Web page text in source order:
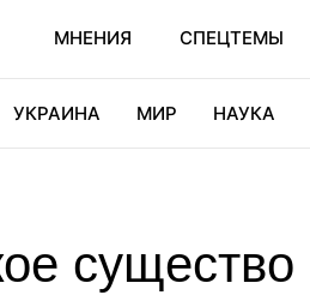
МНЕНИЯ СПЕЦТЕМЫ
УКРАИНА МИР НАУКА
существо